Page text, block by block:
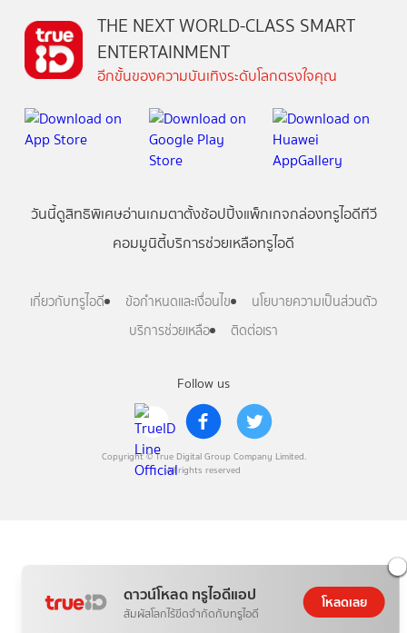
ดาวน์โหลด ทรูไอดีแอป
สัมผัสโลกไร้ขีดจำกัดกับทรูไอดี
โหลดเลย
Follow us
Copyright © True Digital Group Company Limited.
All rights reserved
THE NEXT WORLD-CLASS SMART
ENTERTAINMENT
อีกขั้นของความบันเทิงระดับโลกตรงใจคุณ
วันนี้ดูสิทธิพิเศษอ่านเกมตาตั้งช้อปปิ้งแพ็กเกจกล่องทรูไอดีทีวี
คอมมูนิตี้บริการช่วยเหลือทรูไอดี
เกี่ยวกับทรูไอดี ข้อกำหนดและเงื่อนไข
นโยบายความเป็นส่วนตัว
บริการช่วยเหลือ
ติดต่อเรา